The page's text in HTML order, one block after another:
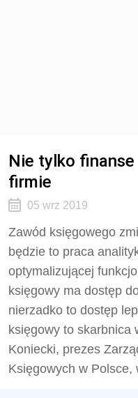
Nie tylko
firmie
05 wrz 2019
Zawód księgowego
będzie to praca
optymalizującej
księgowy ma dostęp
nierzadko to dostęp
księgowy to skarbnica
Koniecki, prezes
Księgowych w Polsce,